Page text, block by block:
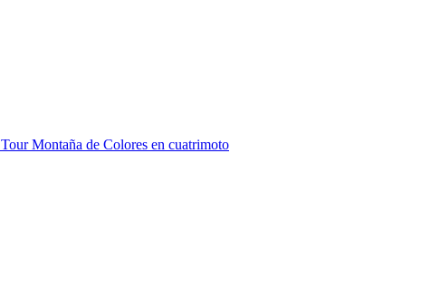
Tour Montaña de Colores en cuatrimoto